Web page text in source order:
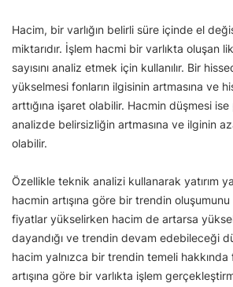
Hacim, bir varlığın belirli süre içinde el
miktarıdır. İşlem hacmi bir varlıkta oluşan
sayısını analiz etmek için kullanılır. Bir
yükselmesi fonların ilgisinin artmasına ve
arttığına işaret olabilir. Hacmin düşmesi
analizde belirsizliğin artmasına ve ilginin
olabilir.
Özellikle teknik analizi kullanarak yatırım
hacmin artışına göre bir trendin
fiyatlar yükselirken hacim de artarsa
dayandığı ve trendin devam edebileceği
hacim yalnızca bir trendin temeli
artışına göre bir varlıkta işlem